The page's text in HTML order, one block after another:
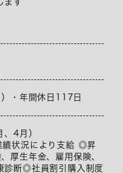
ます
・年間休日117日
4月）
績状況により支給 ◎昇
厚生年金、雇用保険、
断◎社員割引購入制度